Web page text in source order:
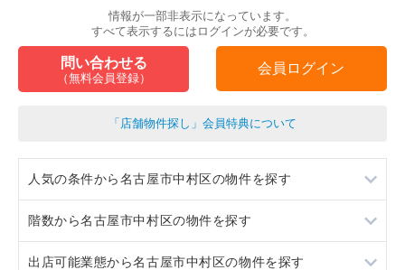
情報が一部非表示になっています。
すべて表示するにはログインが必要です。
問い合わせる
（無料会員登録）
会員ログイン
「店舗物件探し」会員特典について
人気の条件から名古屋市中村区の物件を探す
居抜き
スケルトン
階数から名古屋市中村区の物件を探す
地下
出店可能業態から名古屋市中村区の物件を探す